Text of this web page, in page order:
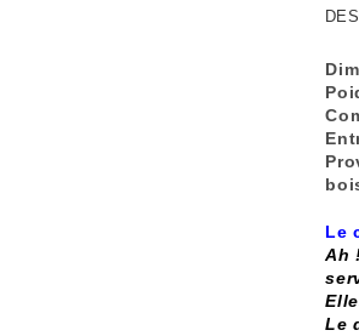
Le
Ah
Le